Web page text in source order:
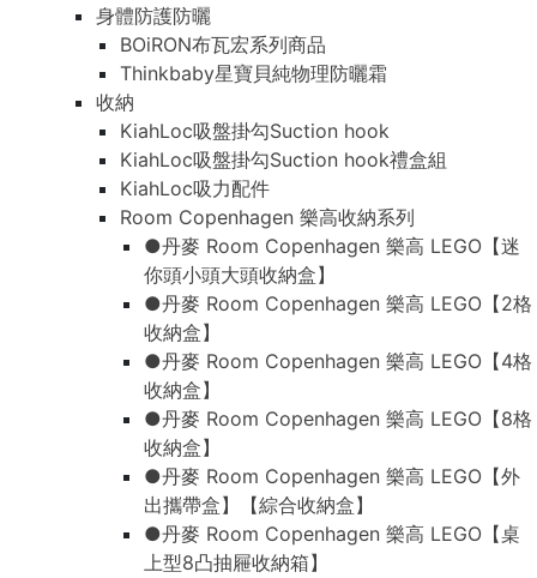
身體防護防曬
BOiRON布瓦宏系列商品
Thinkbaby星寶貝純物理防曬霜
收納
KiahLoc吸盤掛勾Suction hook
KiahLoc吸盤掛勾Suction hook禮盒組
KiahLoc吸力配件
Room Copenhagen 樂高收納系列
●丹麥 Room Copenhagen 樂高 LEGO【迷
你頭小頭大頭收納盒】
●丹麥 Room Copenhagen 樂高 LEGO【2格
收納盒】
●丹麥 Room Copenhagen 樂高 LEGO【4格
收納盒】
●丹麥 Room Copenhagen 樂高 LEGO【8格
收納盒】
●丹麥 Room Copenhagen 樂高 LEGO【外
出攜帶盒】【綜合收納盒】
●丹麥 Room Copenhagen 樂高 LEGO【桌
上型8凸抽屜收納箱】